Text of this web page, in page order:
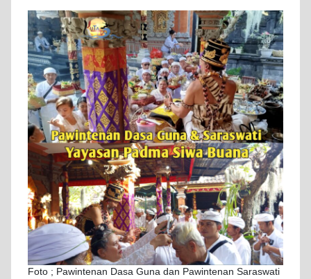
Foto ; Pawintenan Dasa Guna dan Pawintenan Saraswati